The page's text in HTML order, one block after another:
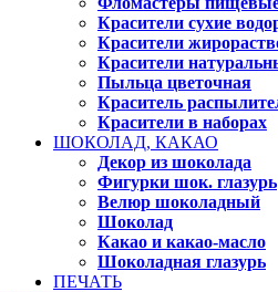
Красители сухие
Красители
Красители
Пыльца цветочная
Краситель
Красители в наборах
ШОКОЛАД, КАКАО
Декор из шоколада
Фигурки шок. глазурь
Велюр шоколадный
Шоколад
Какао и какао-масло
Шоколадная глазурь
ПЕЧАТЬ